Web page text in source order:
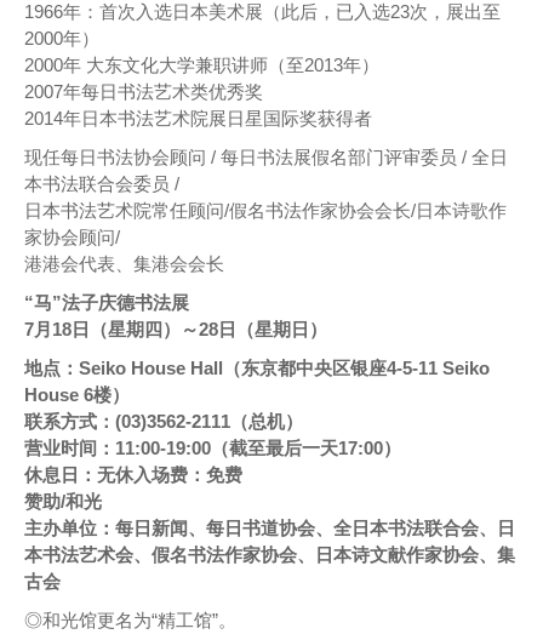
1966年：首次入选日本美术展（此后，已入选23次，展出至
2000年）
2000年 大东文化大学兼职讲师（至2013年）
2007年每日书法艺术类优秀奖
2014年日本书法艺术院展日星国际奖获得者
现任每日书法协会顾问 / 每日书法展假名部门评审委员 / 全日
本书法联合会委员 /
日本书法艺术院常任顾问/假名书法作家协会会长/日本诗歌作
家协会顾问/
港港会代表、集港会会长
“马”法子庆德书法展
7月18日（星期四）～28日（星期日）
地点：Seiko House Hall（东京都中央区银座4-5-11 Seiko
House 6楼）
联系方式：(03)3562-2111（总机）
营业时间：11:00-19:00（截至最后一天17:00）
休息日：无休入场费：免费
赞助/和光
主办单位：每日新闻、每日书道协会、全日本书法联合会、日
本书法艺术会、假名书法作家协会、日本诗文献作家协会、集
古会
◎和光馆更名为“精工馆”。